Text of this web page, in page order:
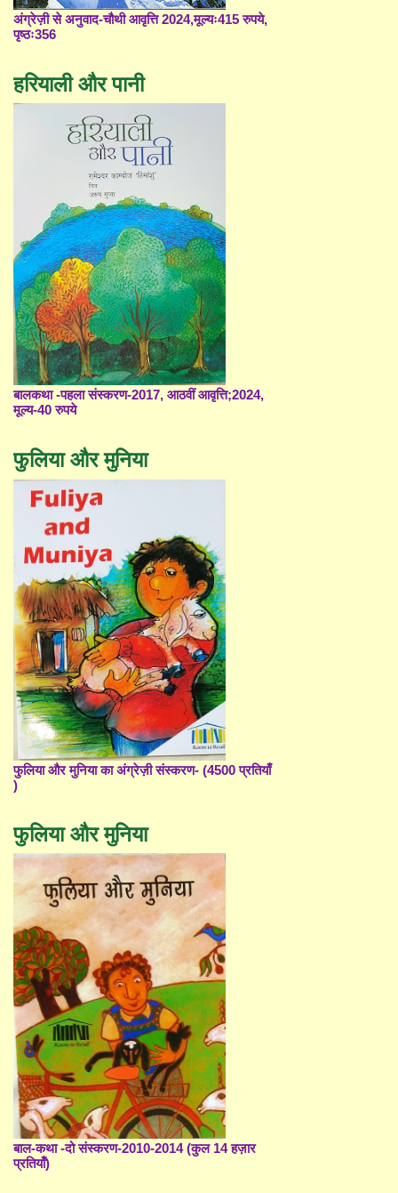
अंग्रेज़ी से अनुवाद-चौथी आवृत्ति 2024,मूल्यः415 रुपये,
पृष्ठः356
हरियाली और पानी
बालकथा -पहला संस्करण-2017, आठवीं आवृत्ति;2024,
मूल्य-40 रुपये
फुलिया और मुनिया
फुलिया और मुनिया का अंग्रेज़ी संस्करण- (4500 प्रतियाँ
)
फुलिया और मुनिया
बाल-कथा -दो संस्करण-2010-2014 (कुल 14 हज़ार
प्रतियाँ)